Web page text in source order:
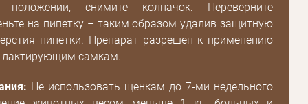
положении, снимите колпачок. Переверните
на пипетку – таким образом удалив защитную
пипетки. Препарат разрешен к применению
самкам.
Не использовать щенкам до 7-ми недельного
Зарегистрироваться